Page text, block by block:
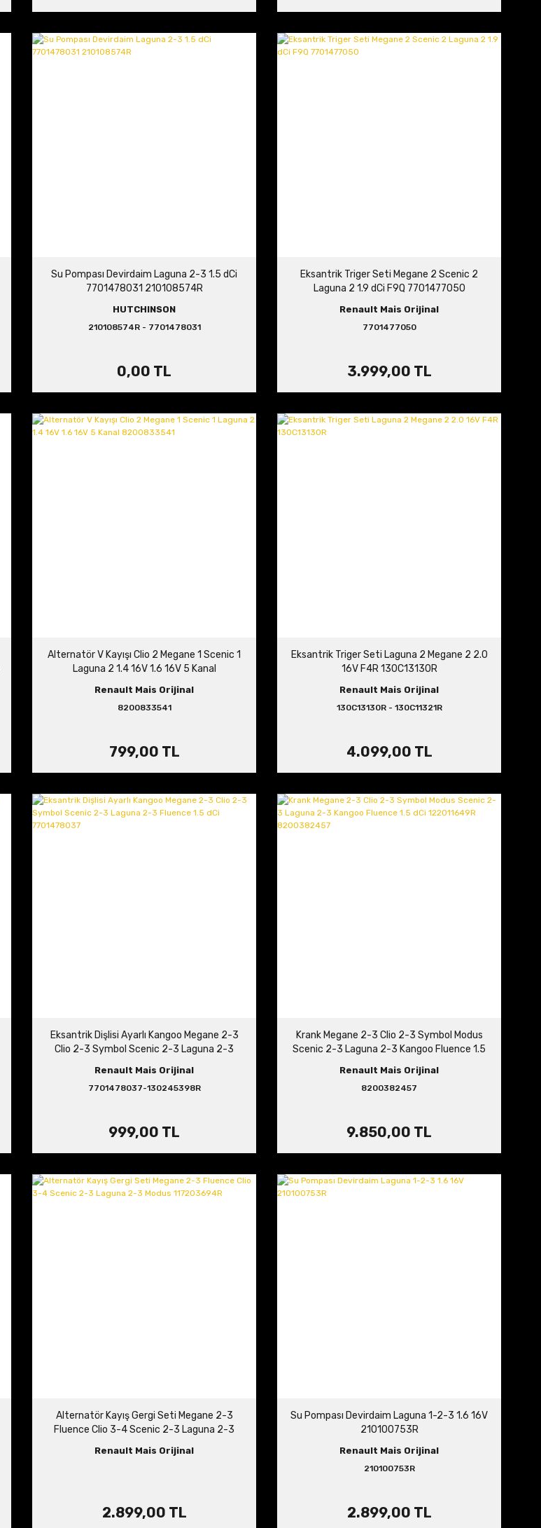
Su Pompası Devirdaim Laguna 2-3 1.5 dCi
7701478031 210108574R
HUTCHINSON
210108574R - 7701478031
0,00 TL
Eksantrik Triger Seti Megane 2 Scenic 2
Laguna 2 1.9 dCi F9Q 7701477050
Renault Mais Orijinal
7701477050
3.999,00 TL
Alternatör V Kayışı Clio 2 Megane 1 Scenic 1
Laguna 2 1.4 16V 1.6 16V 5 Kanal
Renault Mais Orijinal
8200833541
799,00 TL
Eksantrik Triger Seti Laguna 2 Megane 2 2.0
16V F4R 130C13130R
Renault Mais Orijinal
130C13130R - 130C11321R
4.099,00 TL
Eksantrik Dişlisi Ayarlı Kangoo Megane 2-3
Clio 2-3 Symbol Scenic 2-3 Laguna 2-3
Renault Mais Orijinal
7701478037-130245398R
999,00 TL
Krank Megane 2-3 Clio 2-3 Symbol Modus
Scenic 2-3 Laguna 2-3 Kangoo Fluence 1.5
Renault Mais Orijinal
8200382457
9.850,00 TL
Alternatör Kayış Gergi Seti Megane 2-3
Fluence Clio 3-4 Scenic 2-3 Laguna 2-3
Renault Mais Orijinal
2.899,00 TL
Su Pompası Devirdaim Laguna 1-2-3 1.6 16V
210100753R
Renault Mais Orijinal
210100753R
2.899,00 TL